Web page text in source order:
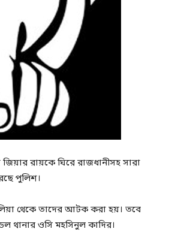
রায়কে ঘিরে রাজধানীসহ সারা
পুলিশ।
থেকে তাদের আটক করা হয়। তবে
থানার ওসি মহসিনুল কাদির।